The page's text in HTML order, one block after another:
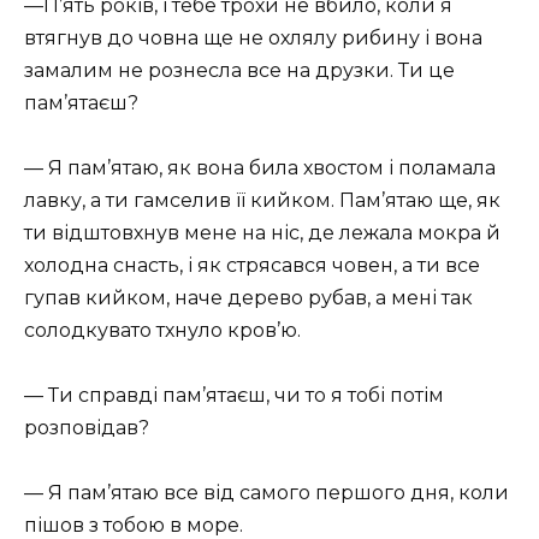
—П’ять років, і тебе трохи не вбило, коли я
втягнув до човна ще не охлялу рибину і вона
замалим не рознесла все на друзки. Ти це
пам’ятаєш?
— Я пам’ятаю, як вона била хвостом і поламала
лавку, а ти гамселив її кийком. Пам’ятаю ще, як
ти відштовхнув мене на ніс, де лежала мокра й
холодна снасть, і як стрясався човен, а ти все
гупав кийком, наче дерево рубав, а мені так
солодкувато тхнуло кров’ю.
— Ти справді пам’ятаєш, чи то я тобі потім
розповідав?
— Я пам’ятаю все від самого першого дня, коли
пішов з тобою в море.